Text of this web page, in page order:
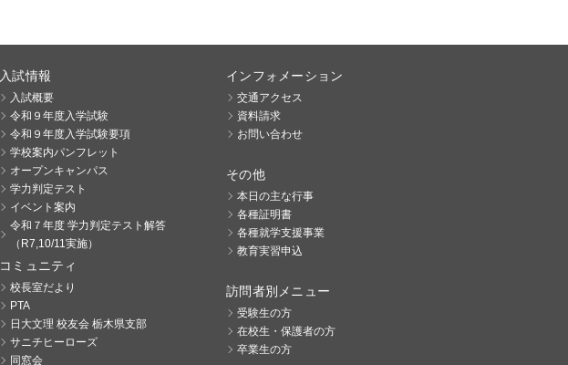
入試情報
入試概要
令和９年度入学試験
令和９年度入学試験要項
学校案内パンフレット
オープンキャンパス
学力判定テスト
イベント案内
令和７年度 学力判定テスト解答
（R7,10/11実施）
コミュニティ
校長室だより
PTA
日大文理 校友会 栃木県支部
サニチヒーローズ
同窓会
インフォメーション
交通アクセス
資料請求
お問い合わせ
その他
本日の主な行事
各種証明書
各種就学支援事業
教育実習申込
訪問者別メニュー
受験生の方
在校生・保護者の方
卒業生の方